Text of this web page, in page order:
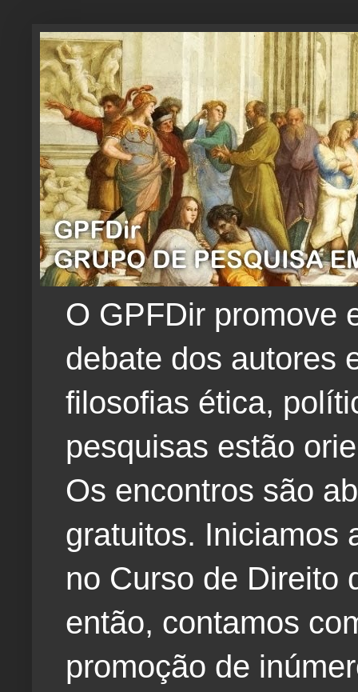
O GPFDir promove
debate dos autores
filosofias ética,
pesquisas estão
Os encontros são
gratuitos. Iniciamos
no Curso de Direito
então, contamos
promoção de